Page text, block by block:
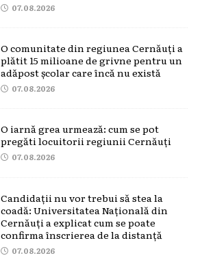
07.08.2026
O comunitate din regiunea Cernăuți a
plătit 15 milioane de grivne pentru un
adăpost școlar care încă nu există
07.08.2026
O iarnă grea urmează: cum se pot
pregăti locuitorii regiunii Cernăuți
07.08.2026
Candidații nu vor trebui să stea la
coadă: Universitatea Națională din
Cernăuți a explicat cum se poate
confirma înscrierea de la distanță
07.08.2026